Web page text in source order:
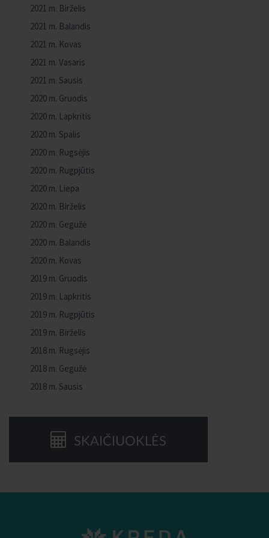
2021 m. Birželis
2021 m. Balandis
2021 m. Kovas
2021 m. Vasaris
2021 m. Sausis
2020 m. Gruodis
2020 m. Lapkritis
2020 m. Spalis
2020 m. Rugsėjis
2020 m. Rugpjūtis
2020 m. Liepa
2020 m. Birželis
2020 m. Gegužė
2020 m. Balandis
2020 m. Kovas
2019 m. Gruodis
2019 m. Lapkritis
2019 m. Rugpjūtis
2019 m. Birželis
2018 m. Rugsėjis
2018 m. Gegužė
2018 m. Sausis
SKAIČIUOKLĖS